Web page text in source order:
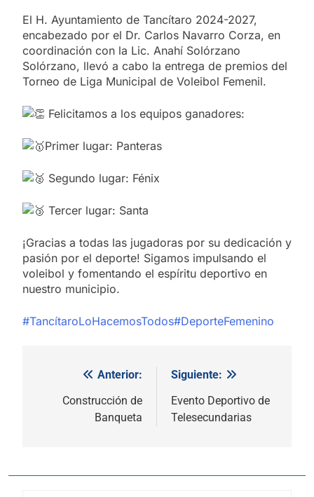
El H. Ayuntamiento de Tancítaro 2024-2027,
encabezado por el Dr. Carlos Navarro Corza, en
coordinación con la Lic. Anahí Solórzano
Solórzano, llevó a cabo la entrega de premios del
Torneo de Liga Municipal de Voleibol Femenil.
Felicitamos a los equipos ganadores:
Primer lugar: Panteras
Segundo lugar: Fénix
Tercer lugar: Santa
¡Gracias a todas las jugadoras por su dedicación y
pasión por el deporte! Sigamos impulsando el
voleibol y fomentando el espíritu deportivo en
nuestro municipio.
#TancítaroLoHacemosTodos#DeporteFemenino
Navegación
Anterior:
Construcción de
Banqueta
Siguiente:
Evento Deportivo de
Telesecundarias